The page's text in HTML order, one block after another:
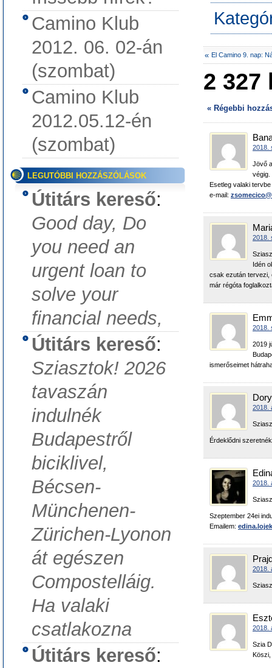
Camino Klub
2012. 06. 02-án
(szombat)
Camino Klub
2012.05.12-én
(szombat)
LEGUTÓBBI HOZZÁSZÓLÁSOK
Útitárs kereső:
Good day, Do
you need an
urgent loan to
solve your
financial needs,
Útitárs kereső:
Sziasztok! 2026
tavaszán
indulnék
Budapestről
biciklivel,
Bécsen-
Münchenen-
Zürichen-Lyonon
át egészen
Compostelláig.
Ha valaki
csatlakozna
Útitárs kereső:
e
o
k
i
t
r
« El Camino 9. nap:
2 327
« Régebbi
2018.
Jövő
végig.
Esetleg valaki
e-mail:
2018.
Idén
csak ezután tervezi,
már régóta
2018.
2019
ismerőseimet
Dory
2018.
Érdeklődni
2018.
Szeptember 24ei
Emailem:
2018.
2018.
Szia